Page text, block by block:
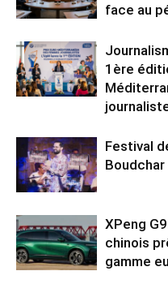
face au
1ère
Festival
Boudchar
XPeng
chinois
gamme